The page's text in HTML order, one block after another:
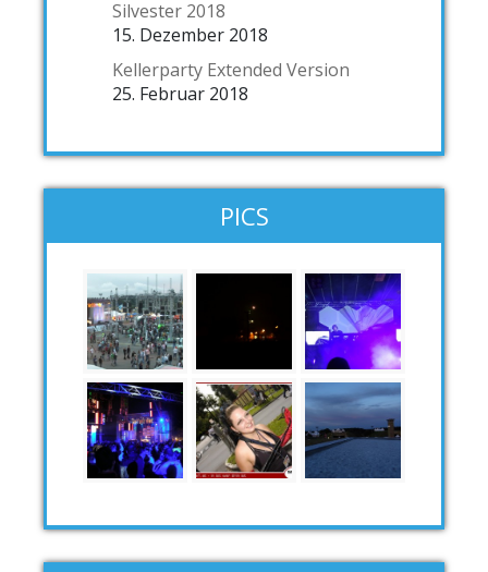
Silvester 2018
15. Dezember 2018
Kellerparty Extended Version
25. Februar 2018
PICS